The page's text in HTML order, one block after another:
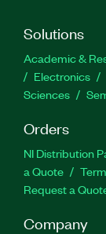
Solutions
Academic &
Electronics
Sciences
Orders
NI Distribution
a Quote
Request a
Company